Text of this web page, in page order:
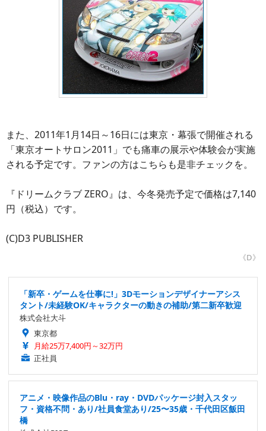
また、2011年1月14日～16日には東京・幕張で開催される
「東京オートサロン2011」でも痛車の展示や体験会が実施
される予定です。ファンの方はこちらも是非チェックを。
『ドリームクラブ ZERO』は、今冬発売予定で価格は7,140
円（税込）です。
(C)D3 PUBLISHER
《D》
「新卒・ゲームを仕事に!」3Dモーションデザイナーアシス
タント/未経験OK/キャラクターの動きの補助/第二新卒歓迎
株式会社大斗
東京都
月給25万7,400円～32万円
正社員
アニメ・映像作品のBlu・ray・DVDパッケージ封入スタッ
フ・資格不問・あり/社員食堂あり/25〜35歳・千代田区飯田
橋